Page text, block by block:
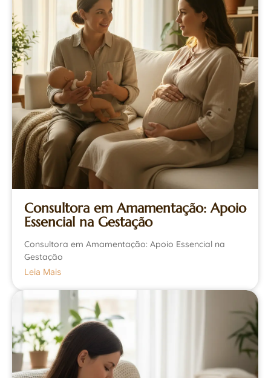
Consultora em Amamentação: Apoio
Essencial na Gestação
Consultora em Amamentação: Apoio Essencial na
Gestação
Leia Mais